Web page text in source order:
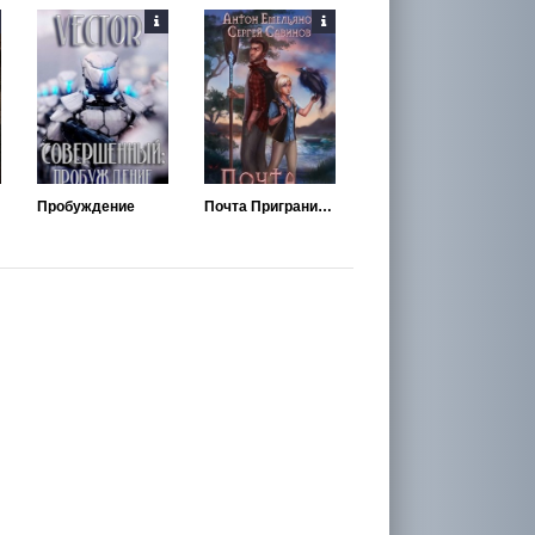
Пробуждение Почта Приграничья